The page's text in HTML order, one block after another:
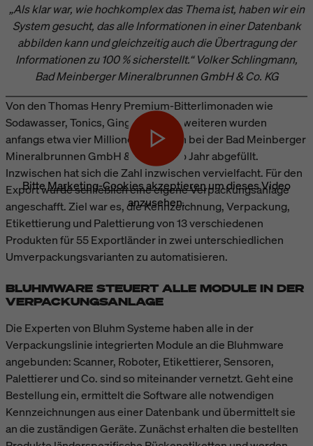
„Als klar war, wie hochkomplex das Thema ist, haben wir ein
System gesucht, das alle Informationen in einer Datenbank
abbilden kann und gleichzeitig auch die Übertragung der
Informationen zu 100 % sicherstellt.“ Volker Schlingmann,
Bad Meinberger Mineralbrunnen GmbH & Co. KG
BitteMarketing-Cookies akzeptierenum dieses Video
anzusehen.
Von den Thomas Henry Premium-Bitterlimonaden wie
Sodawasser, Tonics, Ginger Ale und weiteren wurden
anfangs etwa vier Millionen Flaschen bei derBad Meinberger
Mineralbrunnen GmbH & Co. KG
pro Jahr abgefüllt.
Inzwischen hat sich die Zahl inzwischen vervielfacht. Für den
Export wurde schließlich eine eigene Verpackungsanlage
angeschafft. Ziel war es, die Kennzeichnung, Verpackung,
Etikettierung und Palettierung von 13 verschiedenen
Produkten für 55 Exportländer in zwei unterschiedlichen
Umverpackungsvarianten zu automatisieren.
BLUHMWARE STEUERT ALLE MODULE IN DER
VERPACKUNGSANLAGE
Die Experten von Bluhm Systeme haben alle in der
Verpackungslinie integrierten Module an die Bluhmware
angebunden: Scanner, Roboter, Etikettierer, Sensoren,
Palettierer und Co. sind so miteinander vernetzt. Geht eine
Bestellung ein, ermittelt die Software alle notwendigen
Kennzeichnungen aus einer Datenbank und übermittelt sie
an die zuständigen Geräte. Zunächst erhalten die bestellten